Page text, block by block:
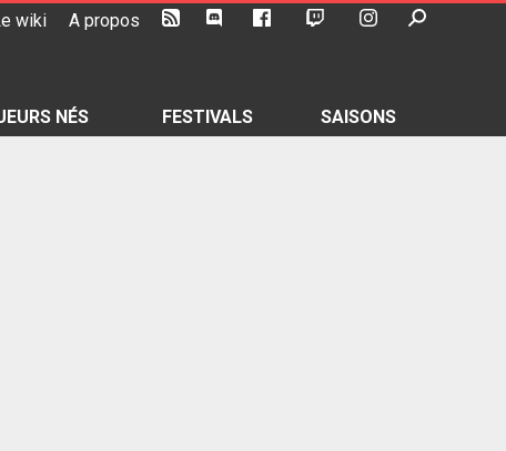
wiki A propos
NÉS FESTIVALS SAISONS